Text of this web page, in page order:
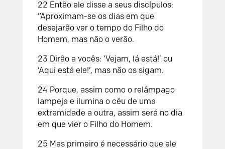
22 Então ele disse a seus discípulos:
“Aproximam-se os dias em que
desejarão ver o tempo do Filho do
Homem, mas não o verão.
23 Dirão a vocês: ‘Vejam, lá está!’ ou
‘Aqui está ele!’, mas não os sigam.
24 Porque, assim como o relâmpago
lampeja e ilumina o céu de uma
extremidade a outra, assim será no dia
em que vier o Filho do Homem.
25 Mas primeiro é necessário que ele